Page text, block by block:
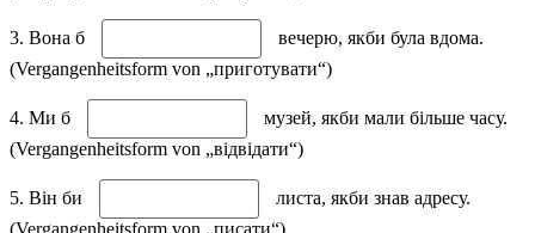
3. Вона б
вечерю, якби була вдома.
(Vergangenheitsform von „приготувати“)
4. Ми б
музей, якби мали більше часу.
(Vergangenheitsform von „відвідати“)
5. Він би
листа, якби знав адресу.
(Vergangenheitsform von „писати“)